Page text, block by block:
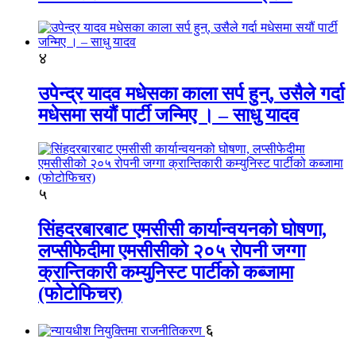
४
उपेन्द्र यादव मधेसका काला सर्प हुन्, उसैले गर्दा
मधेसमा सयौं पार्टी जन्मिए । – साधु यादव
५
सिंहदरबारबाट एमसीसी कार्यान्वयनको घोषणा,
लप्सीफेदीमा एमसीसीको २०५ रोपनी जग्गा
क्रान्तिकारी कम्युनिस्ट पार्टीको कब्जामा
(फोटोफिचर)
६